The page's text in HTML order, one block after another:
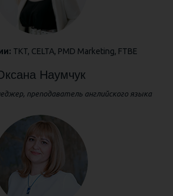
TKT, CELTA, PMD Marketing, FTBE
Наумчук
преподаватель английского языка